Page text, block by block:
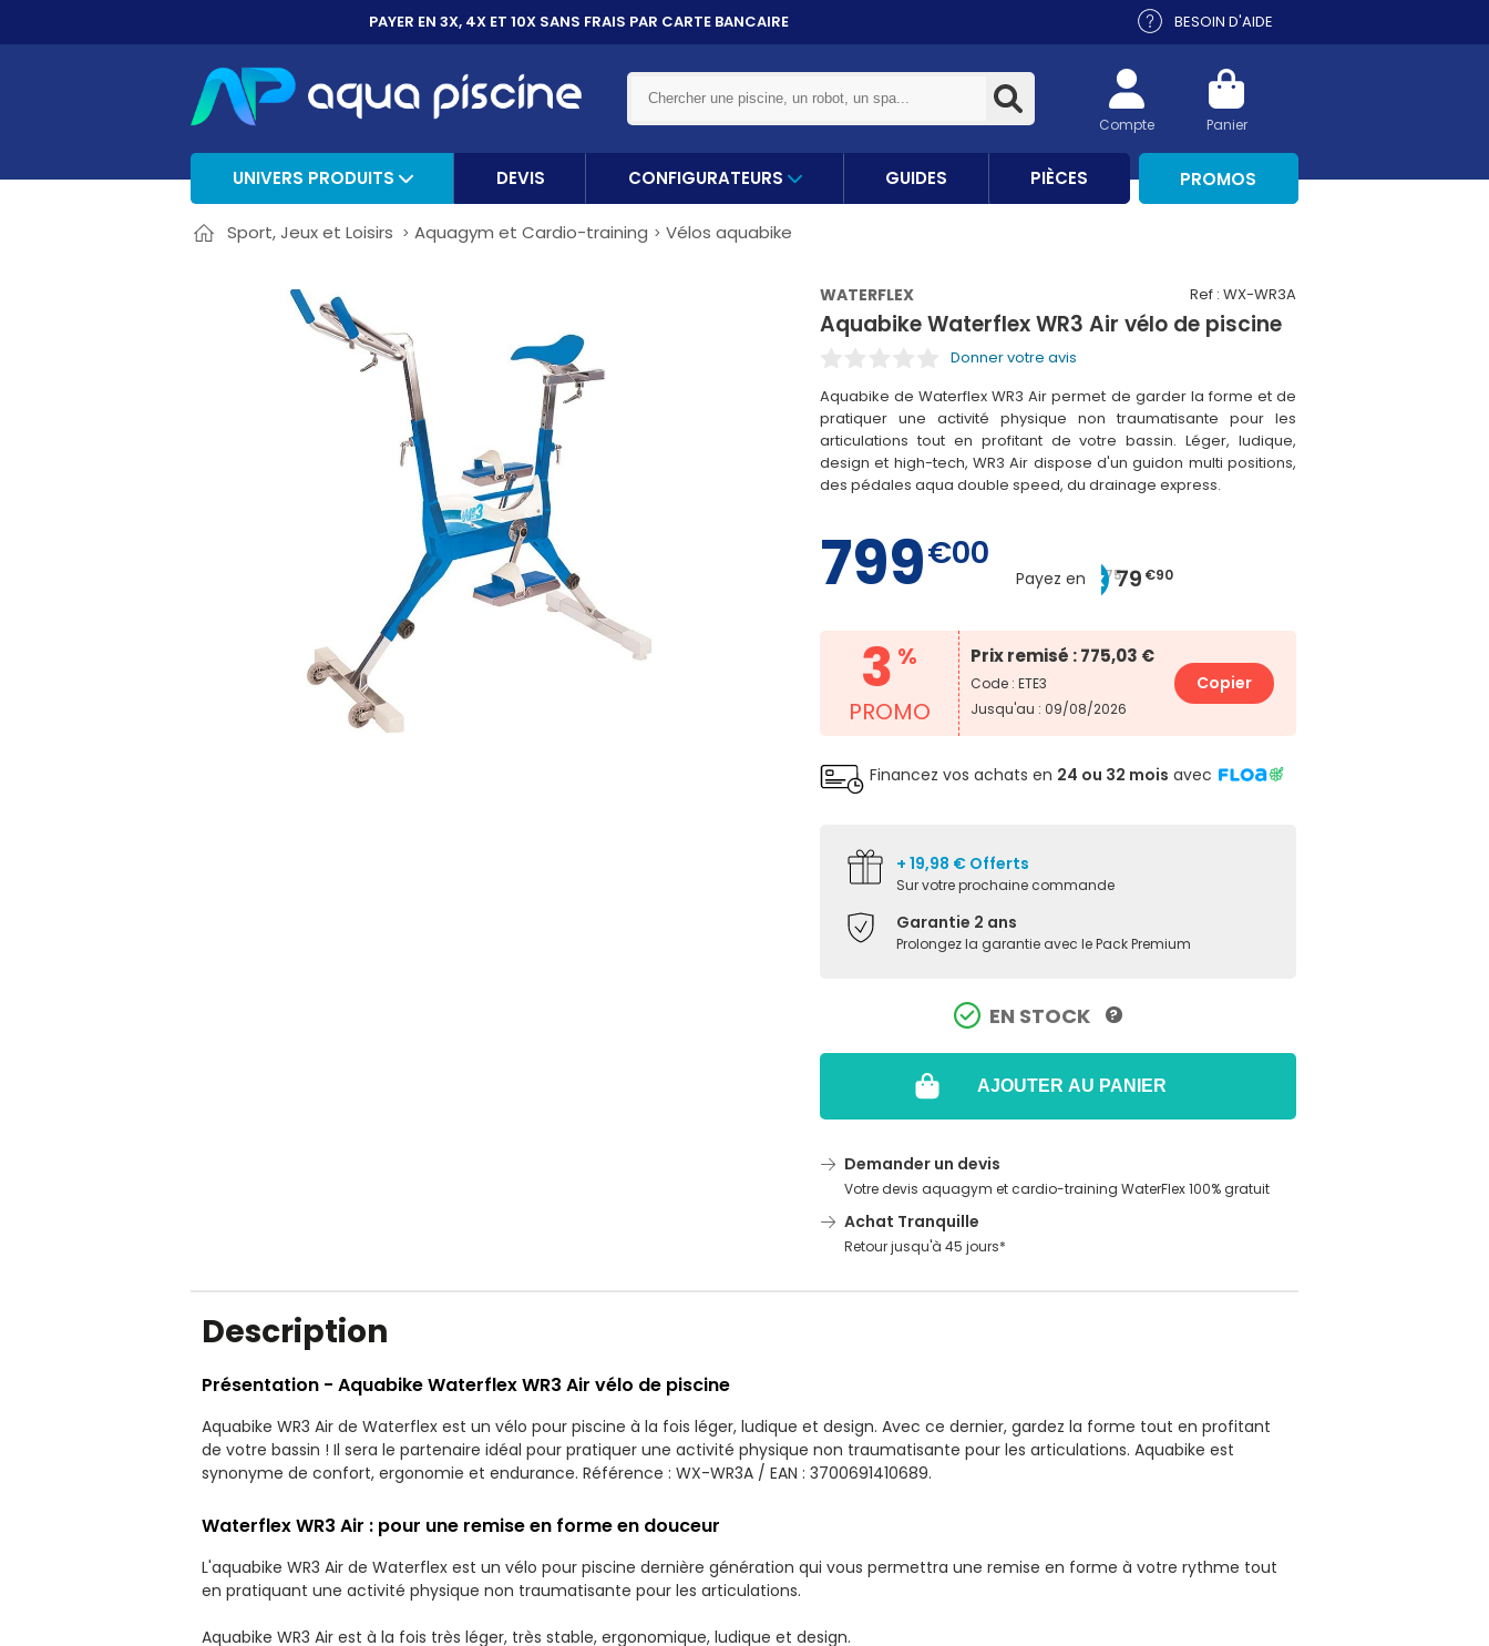
PAYER EN 3X, 4X ET 10XSANS FRAIS PAR CARTE BANCAIRE BESOIN D'AIDE
Panier
Compte
UNIVERS PRODUITS DEVIS CONFIGURATEURS GUIDES PIÈCES PROMOS
Sport, Jeux et Loisirs Aquagym et Cardio-training Vélos aquabike
WATERFLEX Ref : WX-WR3A
Aquabike Waterflex WR3 Air vélo de piscine
Donner votre avis
Aquabike de Waterflex WR3 Air permet de garder la forme et de
pratiquer une activité physique non traumatisante pour les
articulations tout en profitant de votre bassin. Léger, ludique,
design et high-tech, WR3 Air dispose d'un guidon multi positions,
des pédales aqua double speed, du drainage express.
799€00
Payez en
266 €33
199 €75 10x 79
3 %
PROMO
Prix remisé : 775,03 €
Code : ETE3
Jusqu'au : 09/08/2026
Copier
Financez vos achats en 24 ou 32 mois avec
+ 19,98 € Offerts
Sur votre prochaine commande
Garantie 2 ans
Prolongez la garantie avec le Pack Premium
EN STOCK ?
AJOUTER AU PANIER
Demander un devis
Votre devis aquagym et cardio-training WaterFlex 100% gratuit
Achat Tranquille
Retour jusqu'à 45 jours*
Description
Présentation - Aquabike Waterflex WR3 Air vélo de piscine
Aquabike WR3 Air de Waterflex est un vélo pour piscine à la fois léger, ludique et design. Avec ce dernier, gardez la forme tout en profitant
de votre bassin ! Il sera le partenaire idéal pour pratiquer une activité physique non traumatisante pour les articulations. Aquabike est
synonyme de confort, ergonomie et endurance. Référence : WX-WR3A / EAN : 3700691410689.
Waterflex WR3 Air : pour une remise en forme en douceur
L'aquabike WR3 Air de Waterflex est un vélo pour piscine dernière génération qui vous permettra une remise en forme à votre rythme tout
en pratiquant une activité physique non traumatisante pour les articulations.
Aquabike WR3 Air est à la fois très léger, très stable, ergonomique, ludique et design.